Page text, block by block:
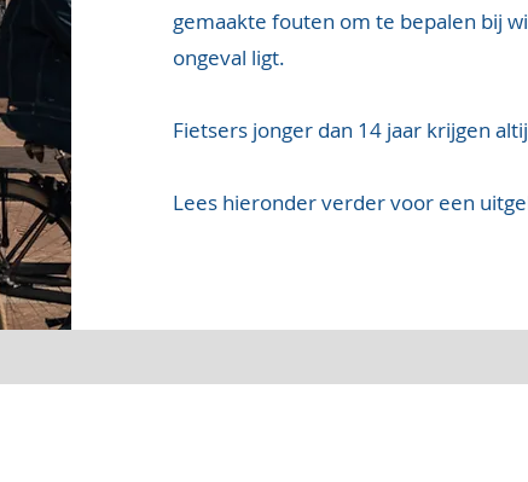
gemaakte fouten om te bepalen bij
ongeval ligt.
Fietsers jonger dan 14 jaar krijgen
Lees hieronder verder voor een